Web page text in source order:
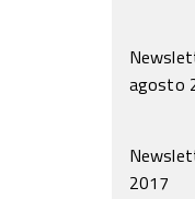
agosto
2017